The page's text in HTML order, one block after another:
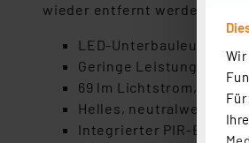
wieder entfernt werden, ganz
LED-Unterbauleuchte
Geringe
69 lm Lichtstrom,
Helles, neutralweißes
Integrierter PIR-